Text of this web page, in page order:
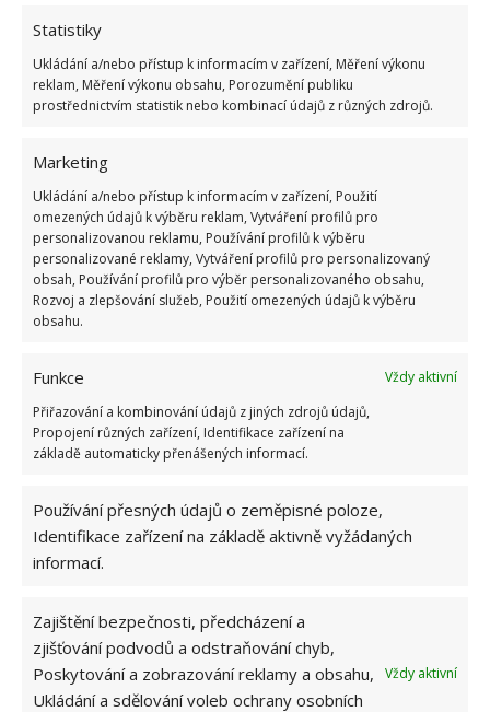
Statistiky
Ukládání a/nebo přístup k informacím v zařízení, Měření výkonu
reklam, Měření výkonu obsahu, Porozumění publiku
prostřednictvím statistik nebo kombinací údajů z různých zdrojů.
Marketing
Ukládání a/nebo přístup k informacím v zařízení, Použití
omezených údajů k výběru reklam, Vytváření profilů pro
personalizovanou reklamu, Používání profilů k výběru
personalizované reklamy, Vytváření profilů pro personalizovaný
obsah, Používání profilů pro výběr personalizovaného obsahu,
Rozvoj a zlepšování služeb, Použití omezených údajů k výběru
obsahu.
Funkce
Vždy aktivní
Přiřazování a kombinování údajů z jiných zdrojů údajů,
Propojení různých zařízení, Identifikace zařízení na
základě automaticky přenášených informací.
Používání přesných údajů o zeměpisné poloze,
Identifikace zařízení na základě aktivně vyžádaných
informací.
Zajištění bezpečnosti, předcházení a
zjišťování podvodů a odstraňování chyb,
Poskytování a zobrazování reklamy a obsahu,
Ukládání a sdělování voleb ochrany osobních
Vždy aktivní
ŽHAVÉ NOVINKY
Tyto rostliny odpuzují klíšťata. Ujistěte se, že je
máte na zahrádce
7.8.2026
7.8.2026
7.8.2026